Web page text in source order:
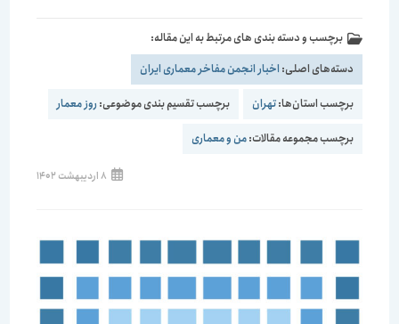
برچسب و دسته بندی های مرتبط به این مقاله:
دسته‌های اصلی:اخبار انجمن مفاخر معماری ایران
برچسب استان‌ها:تهران برچسب تقسیم بندی موضوعی:روز معمار
برچسب مجموعه مقالات:من و معماری
8 اردیبهشت 1402